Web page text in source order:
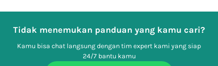
Tidak menemukan panduan yang kamu cari?
Kamu bisa chat langsung dengan tim expert kami yang siap
24/7 bantu kamu